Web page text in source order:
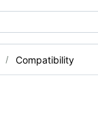
Compatibility